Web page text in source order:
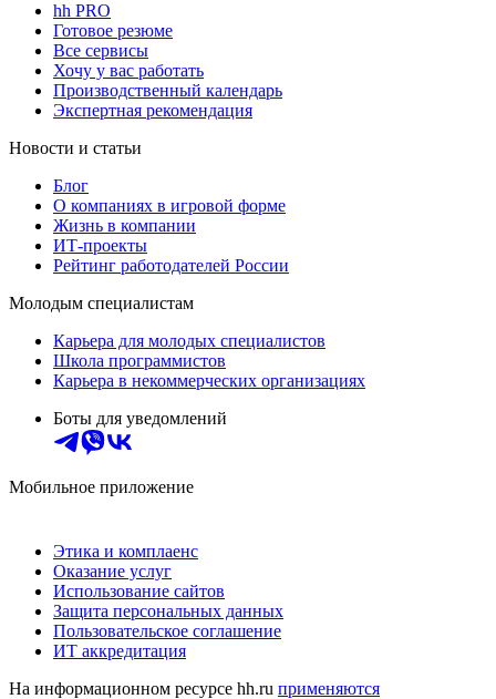
hh PRO
Готовое резюме
Все сервисы
Хочу у вас работать
Производственный календарь
Экспертная рекомендация
Новости и статьи
Блог
О компаниях в игровой форме
Жизнь в компании
ИТ-проекты
Рейтинг работодателей России
Молодым специалистам
Карьера для молодых специалистов
Школа программистов
Карьера в некоммерческих организациях
Боты для уведомлений
Мобильное приложение
Этика и комплаенс
Оказание услуг
Использование сайтов
Защита персональных данных
Пользовательское соглашение
ИТ аккредитация
На информационном ресурсе hh.ru применяются